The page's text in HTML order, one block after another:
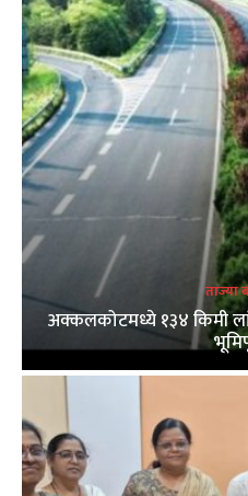
ताज्या
अक्कलकोटमध्ये १३४ किमी